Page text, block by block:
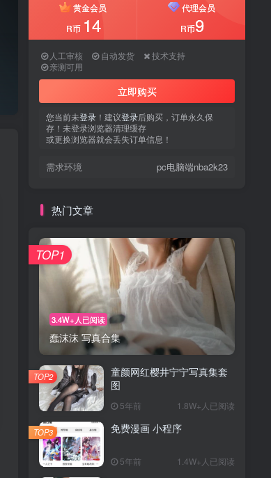
黄金会员
R币 14
代理会员
R币9
人工审核 自动发货
技术支持
亲测可用
立即购买
您当前未登录 ！建议登录后购买，订单永久保
存！未登录浏览器清理缓存
或更换浏览器就会丢失订单信息！
需求环境 pc电脑端nba2k23
热门文章
3.4W+人已阅读
蠢沫沫 写真合集
TOP1
童颜网红樱井宁宁写真集套
图
5年前 1.8W+人已阅读
TOP2
免费漫画 小程序
5年前 1.4W+人已阅读
TOP3